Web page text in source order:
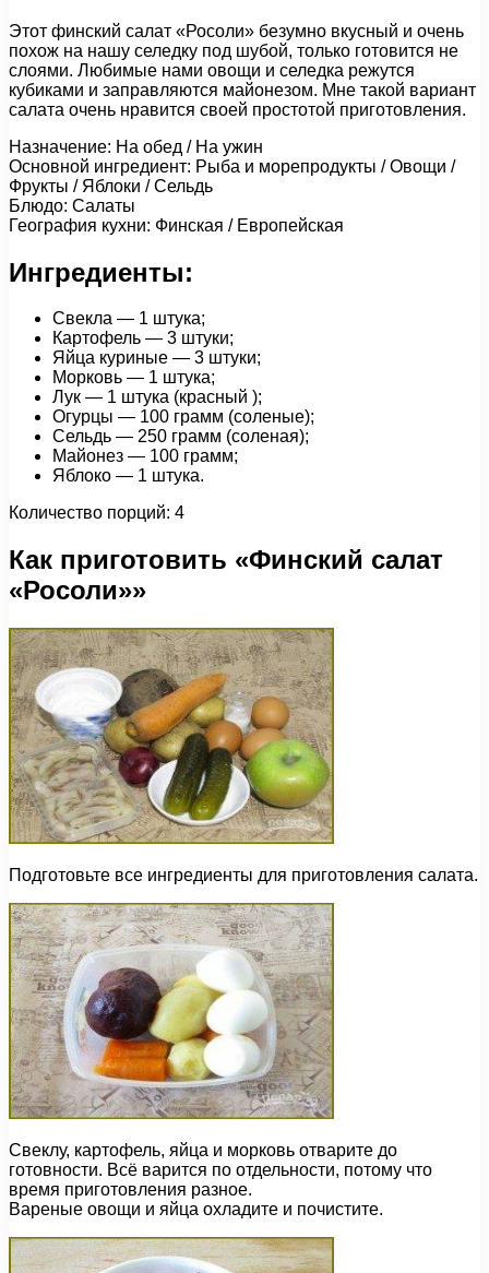
Этот финский салат «Росоли» безумно вкусный и очень
похож на нашу селедку под шубой, только готовится не
слоями. Любимые нами овощи и селедка режутся
кубиками и заправляются майонезом. Мне такой вариант
салата очень нравится своей простотой приготовления.
Назначение: На обед / На ужин
Основной ингредиент: Рыба и морепродукты / Овощи /
Фрукты / Яблоки / Сельдь
Блюдо: Салаты
География кухни: Финская / Европейская
Ингредиенты:
Свекла — 1 штука;
Картофель — 3 штуки;
Яйца куриные — 3 штуки;
Морковь — 1 штука;
Лук — 1 штука (красный );
Огурцы — 100 грамм (соленые);
Сельдь — 250 грамм (соленая);
Майонез — 100 грамм;
Яблоко — 1 штука.
Количество порций: 4
Как приготовить «Финский салат
«Росоли»»
Подготовьте все ингредиенты для приготовления салата.
Свеклу, картофель, яйца и морковь отварите до
готовности. Всё варится по отдельности, потому что
время приготовления разное.
Вареные овощи и яйца охладите и почистите.